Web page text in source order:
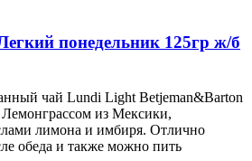
понедельник 125гр ж/б
чай Lundi Light Betjeman&Barton
из Мексики,
лимона и имбиря. Отлично
обеда и также можно пить